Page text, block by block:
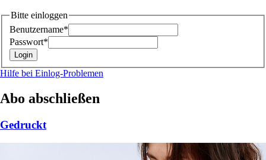
Bitte einloggen
Benutzername*
Passwort*
Hilfe bei Einlog-Problemen
Abo abschließen
Gedruckt